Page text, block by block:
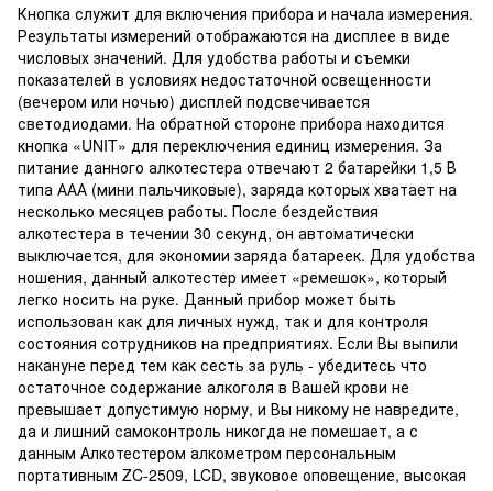
Кнопка служит для включения прибора и начала измерения.
Результаты измерений отображаются на дисплее в виде
числовых значений. Для удобства работы и съемки
показателей в условиях недостаточной освещенности
(вечером или ночью) дисплей подсвечивается
светодиодами. На обратной стороне прибора находится
кнопка «UNIT» для переключения единиц измерения. За
питание данного алкотестера отвечают 2 батарейки 1,5 В
типа ААА (мини пальчиковые), заряда которых хватает на
несколько месяцев работы. После бездействия
алкотестера в течении 30 секунд, он автоматически
выключается, для экономии заряда батареек. Для удобства
ношения, данный алкотестер имеет «ремешок», который
легко носить на руке. Данный прибор может быть
использован как для личных нужд, так и для контроля
состояния сотрудников на предприятиях. Если Вы выпили
накануне перед тем как сесть за руль - убедитесь что
остаточное содержание алкоголя в Вашей крови не
превышает допустимую норму, и Вы никому не навредите,
да и лишний самоконтроль никогда не помешает, а с
данным Алкотестером алкометром персональным
портативным ZC-2509, LCD, звуковое оповещение, высокая